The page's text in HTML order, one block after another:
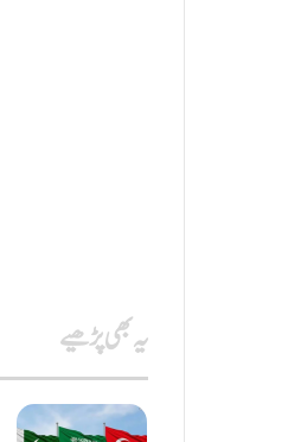
یہ بھی پڑھیے